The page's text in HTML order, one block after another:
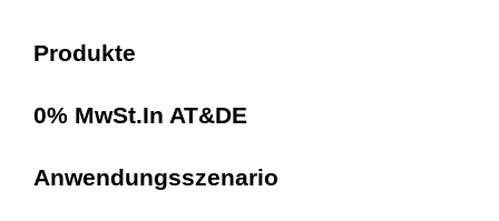
Produkte
0% MwSt.In AT&DE
Anwendungsszenario